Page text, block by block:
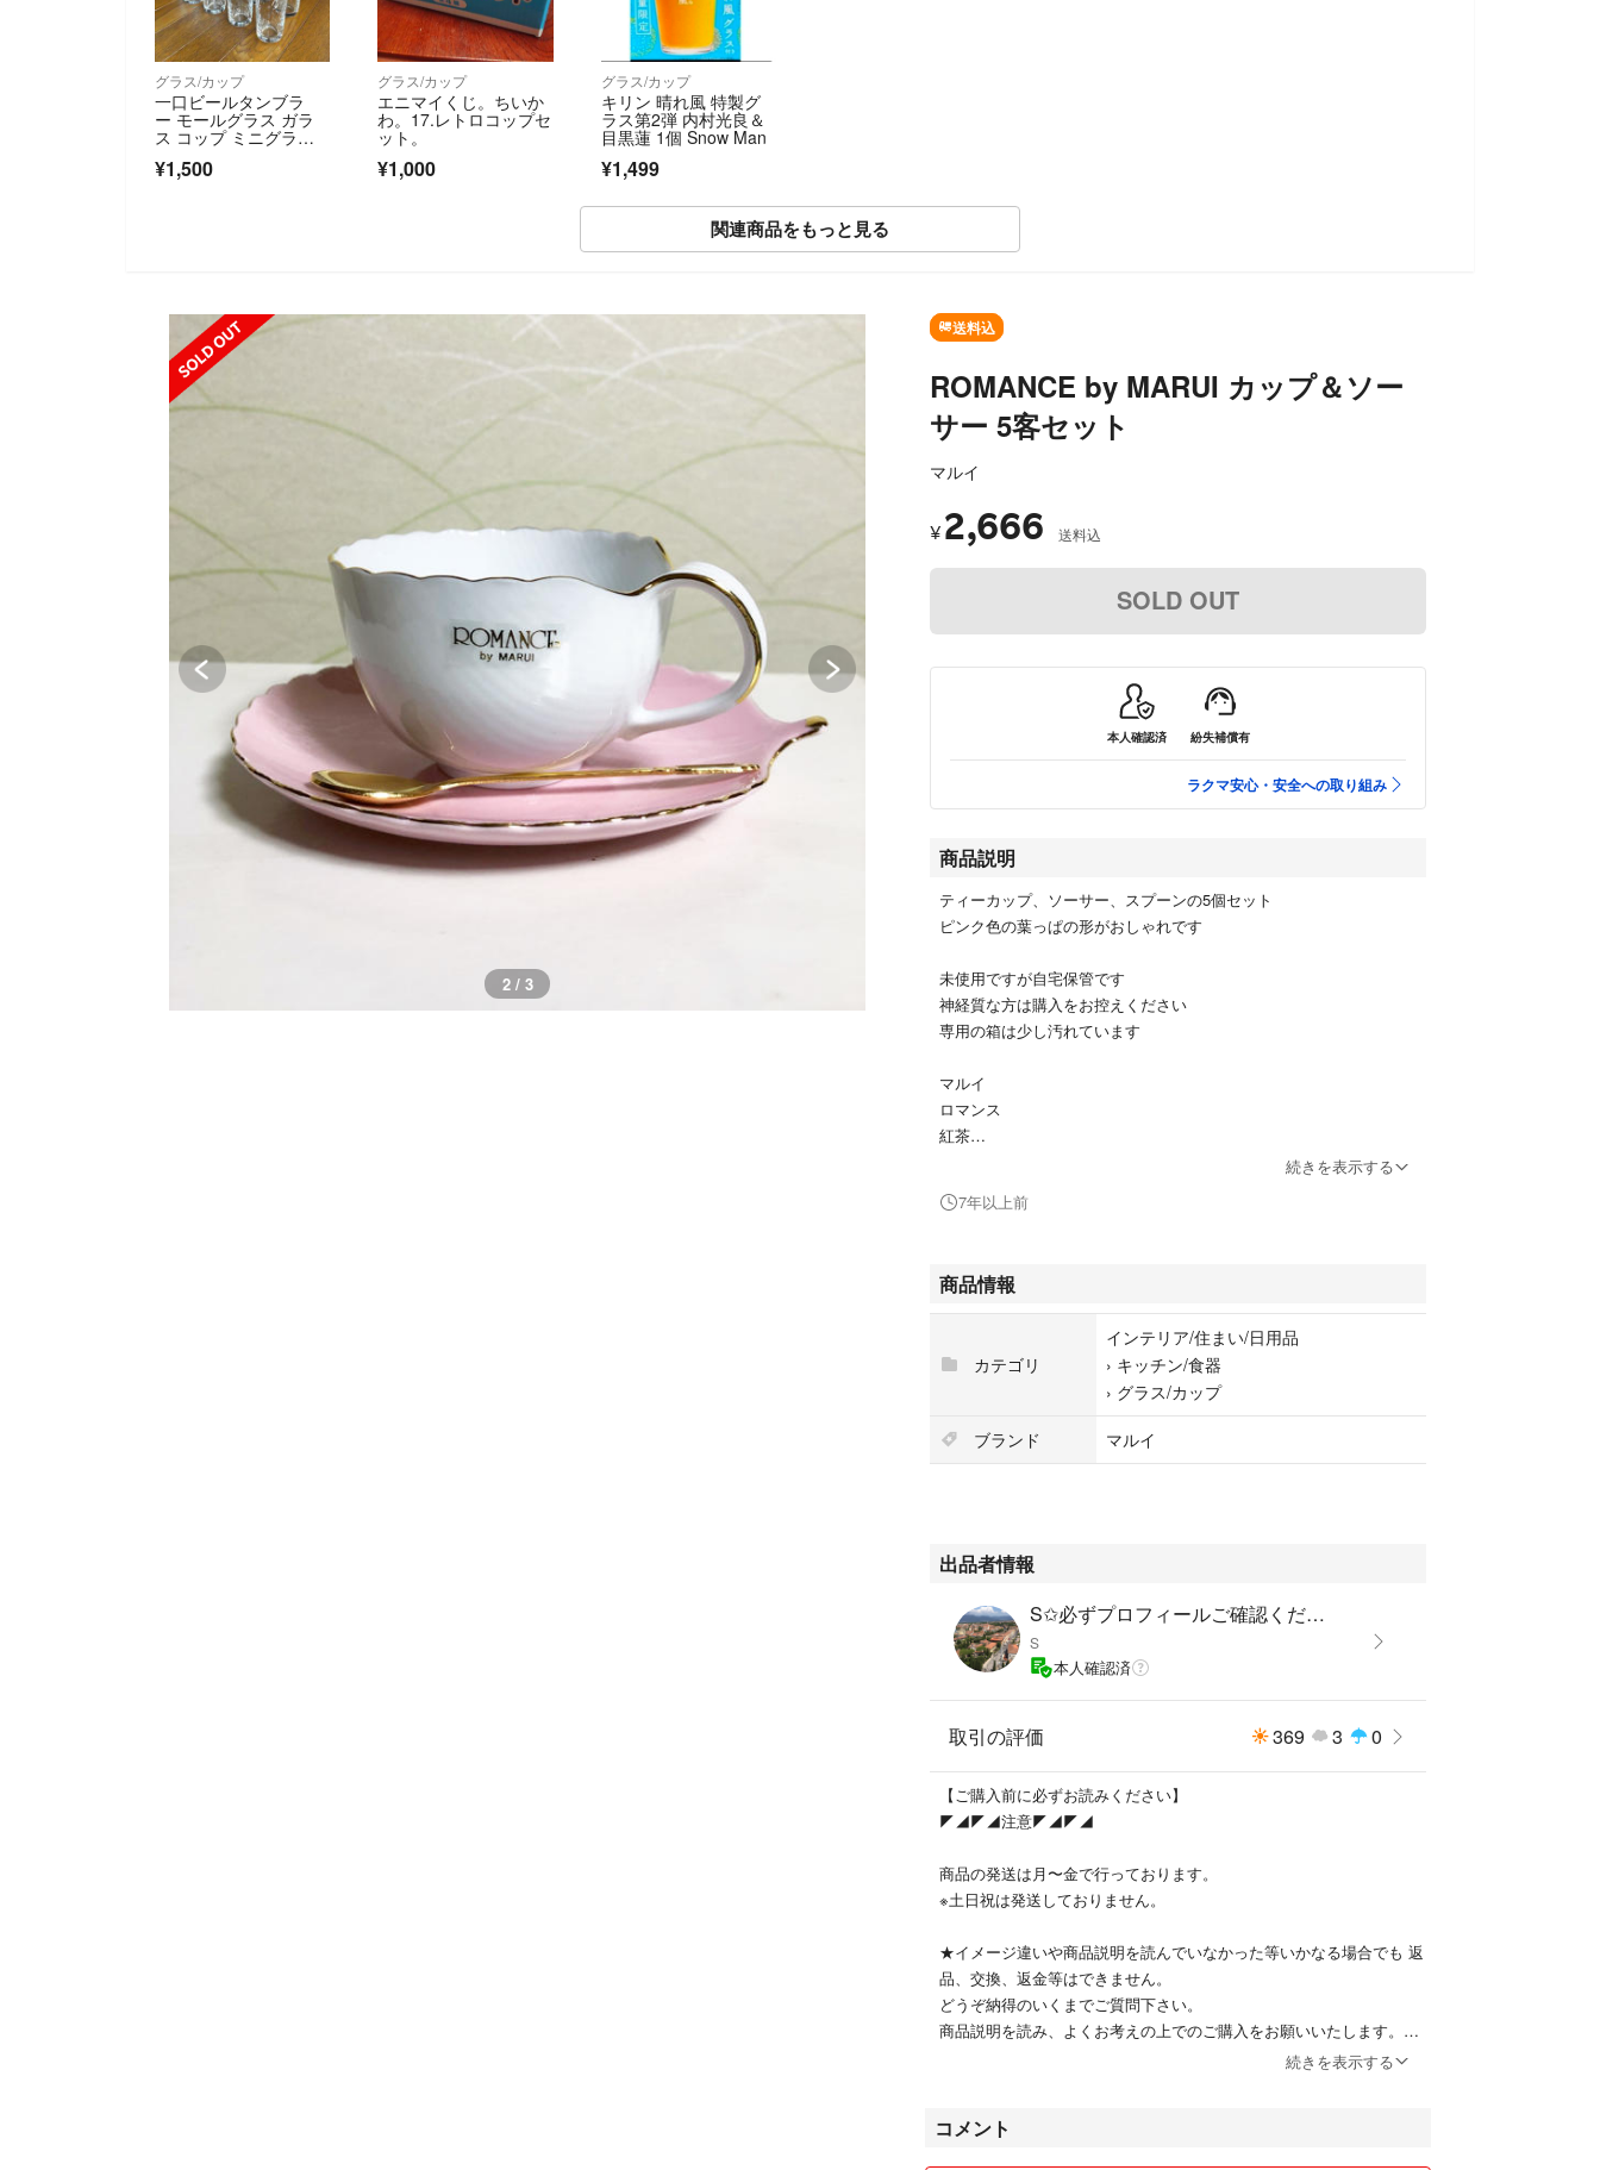
グラス/カップ
一口ビールタンブラ
ー モールグラス ガラ
ス コップ ミニグラ
¥1,500
グラス/カップ
エニマイくじ。ちいか
わ。17.レトロコップセ
ット。
¥1,000
グラス/カップ
キリン 晴れ風 特製グ
ラス第2弾 内村光良＆
目黒蓮 1個 Snow Man
¥1,499
関連商品をもっと見る
SOLD OUT SOLD OUT
2 / 3
送料込
ROMANCE by MARUI カップ＆ソー
サー 5客セット
マルイ
¥ 2,666 送料込
SOLD OUT
本人確認済 紛失補償有
ラクマ安心・安全への取り組み
商品説明
ティーカップ、ソーサー、スプーンの5個セット
ピンク色の葉っぱの形がおしゃれです
未使用ですが自宅保管です
神経質な方は購入をお控えください
専用の箱は少し汚れています
マルイ
ロマンス
紅茶
食器
続きを表示する
7年以上前
商品情報
カテゴリ
インテリア/住まい/日用品
› キッチン/食器
› グラス/カップ
ブランド
マルイ
出品者情報
S✩必ずプロフィールご確認ください
S
本人確認済
取引の評価 369 3 0
【ご購入前に必ずお読みください】
◤◢◤◢注意◤◢◤◢
商品の発送は月〜金で行っております。
※土日祝は発送しておりません。
★イメージ違いや商品説明を読んでいなかった等いかなる場合でも 返
品、交換、返金等はできません。
どうぞ納得のいくまでご質問下さい。
商品説明を読み、よくお考えの上でのご購入をお願いいたします。
●発送について
続きを表示する
コメント